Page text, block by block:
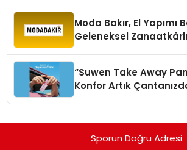
Moda Bakır, El Yapımı
Geleneksel
“Suwen Take Away
Konfor Artık
Sporun Doğru Adresi